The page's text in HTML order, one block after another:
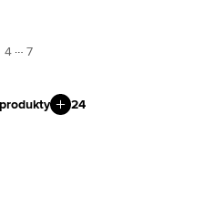
4 … 7
24